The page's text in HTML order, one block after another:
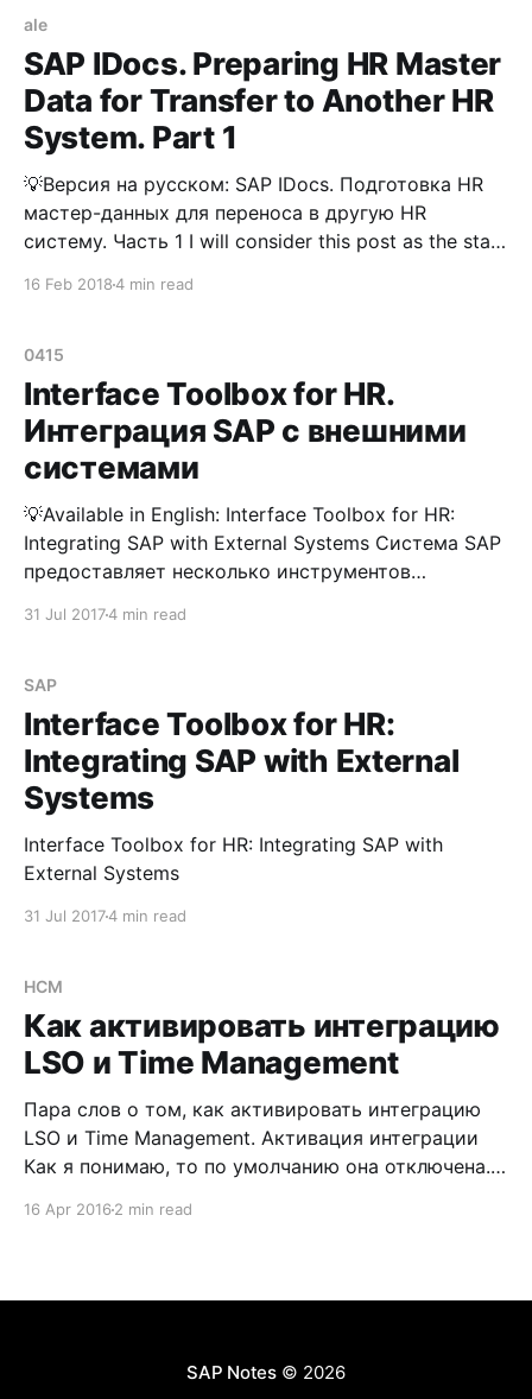
ale
SAP IDocs. Preparing HR Master
Data for Transfer to Another HR
System. Part 1
💡Версия на русском: SAP IDocs. Подготовка HR
мастер-данных для переноса в другую HR
систему. Часть 1 I will consider this post as the start
16 Feb 20184 min read
0415
Interface Toolbox for HR.
Интеграция SAP с внешними
системами
💡Available in English: Interface Toolbox for HR:
Integrating SAP with External Systems Система SAP
предоставляет несколько инструментов
HR В справочном материале вендора имеется
довольно подробный сравнительный анализ
возможных сценариев использования того
31 Jul 20174 min read
SAP
Interface Toolbox for HR:
Integrating SAP with External
Systems
Interface Toolbox for HR: Integrating SAP with
External Systems
31 Jul 20174 min read
HCM
Как активировать интеграцию
LSO и Time Management
Пара слов о том, как активировать интеграцию
LSO и Time Management. Активация интеграции
Как я понимаю, то по умолчанию она отключена.
настройку в SPRO IMG: Training and Event
16 Apr 2016 2 min read
SAP Notes© 2026